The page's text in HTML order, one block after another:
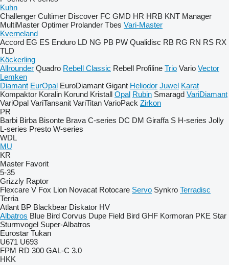
Kuhn
Challenger Cultimer Discover FC GMD HR HRB KNT Manager
MultiMaster Optimer Prolander Tbes Vari-Master
Kverneland
Accord EG ES Enduro LD NG PB PW Qualidisc RB RG RN RS RX
TLD
Köckerling
Allrounder Quadro Rebell Classic Rebell Profiline Trio Vario Vector
Lemken
Diamant EurOpal EuroDiamant Gigant Heliodor Juwel Karat
Kompaktor Koralin Korund Kristall Opal Rubin Smaragd VariDiamant
VariOpal VariTansanit VariTitan VarioPack Zirkon
PR
Barbi Birba Bisonte Brava C-series DC DM Giraffa S H-series Jolly
L-series Presto W-series
WDL
MU
KR
Master Favorit
5-35
Grizzly Raptor
Flexcare V Fox Lion Novacat Rotocare Servo Synkro Terradisc
Terria
Atlant BP Blackbear Diskator HV
Albatros Blue Bird Corvus Dupe Field Bird GHF Kormoran PKE Star
Sturmvogel Super-Albatros
Eurostar Tukan
U671 U693
FPM RD 300 GAL-C 3.0
HKK